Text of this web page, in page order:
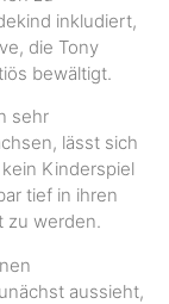
inkludiert,
die Tony
bewältigt.
sehr
lässt sich
Kinderspiel
tief in ihren
zu werden.
aussieht,